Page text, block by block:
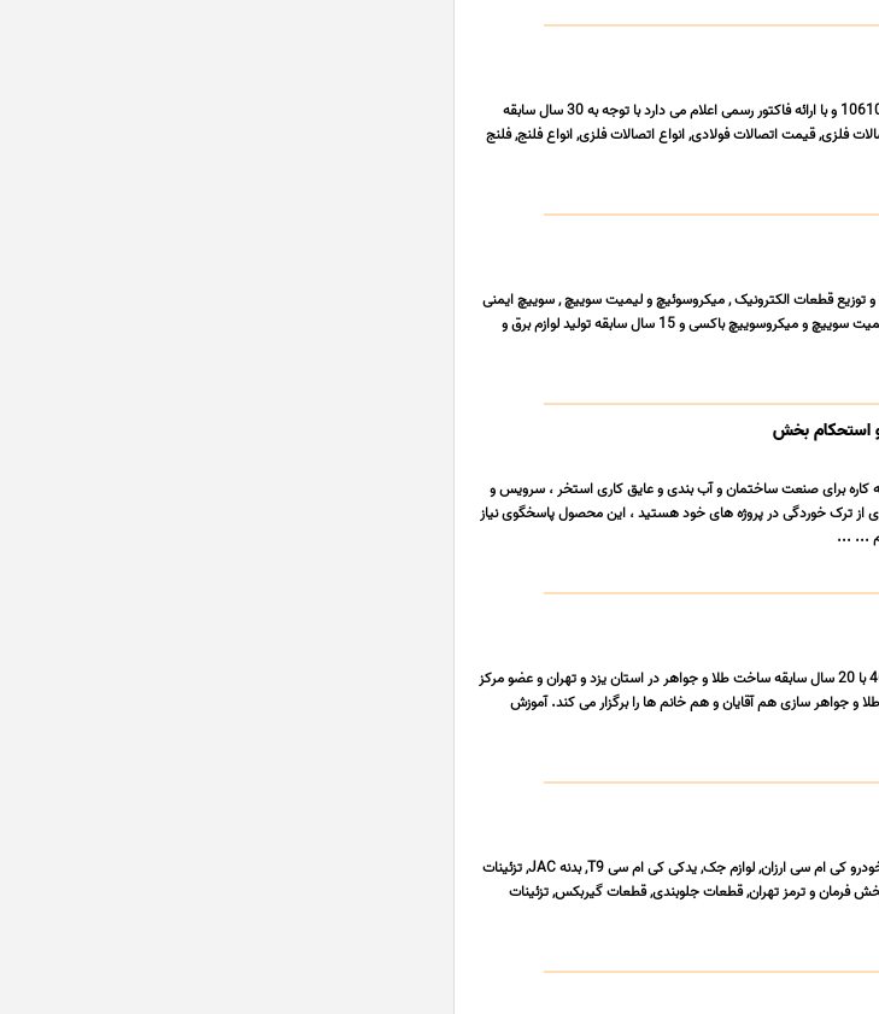
شرکت فولاد صنعت تکتا، ثبت 1386 و شناسه ملی 10610093926 و با ارائه فاکتور رسمی اعلام می دارد با توجه به 30 سال سابقه
فلزی, قیمت اتصالات فولادی, انواع اتصالات فلزی, انواع فلنج, فلنج
سابقه واردات، تهیه و توزیع قطعات الکترونیک , میکروسوئیچ و لیمیت سوییچ , سوییچ ایمنی
یا سفتی سوئیچ یا میکروسوییچ خشابی (Safety Switch) , لیمیت سوییچ و میکروسوییچ باکسی و 15 سال سابقه تولید لوازم برق و
3×3 میلی متر محصولی همه کاره برای صنعت ساختمان و آب بندی و عایق کاری استخر ، سرویس و
از ترک خوردگی در پروژه های خود هستید ، این محصول پاسخگوی نیاز
آموزشگاه طلا و جواهرسازی شهید مصیبی با شماره ثبت 46350 با 20 سال سابقه ساخت طلا و جواهر در استان یزد و تهران و عضو مرکز
و جواهر سازى هم آقایان و هم خانم ها را برگزار می کند. آموزش
فروشگاه کی ام سی با ما با سال ها تجربه در زمینه ی قطعات خودرو کی ام سی ارزان, لوازم جک, یدکی کی ام سی T9, بدنه JAC, تزئینات
فرمان و ترمز تهران, قطعات جلوبندی, قطعات گیربکس, تزئینات